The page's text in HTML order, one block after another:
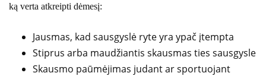
ką verta atkreipti dėmesį:
Jausmas, kad sausgyslė ryte yra ypač įtempta
Stiprus arba maudžiantis skausmas ties sausgysle
Skausmo paūmėjimas judant ar sportuojant